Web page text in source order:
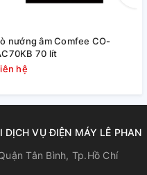
Queen AX-797LV trang bị
nướng bằng đèn
nướng âm Comfee CO-
70 lít
hệ
VỤ ĐIỆN MÁY LÊ PHAN
Tân Bình, Tp.Hồ Chí